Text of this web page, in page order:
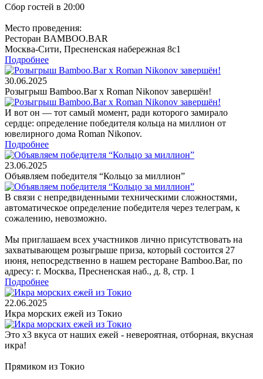
Сбор гостей в 20:00
Место проведения:
Ресторан BAMBOO.BAR
Москва-Сити, Пресненская набережная 8с1
Подробнее
30.06.2025
Розыгрыш Bamboo.Bar x Roman Nikonov завершён!
И вот он — тот самый момент, ради которого замирало
сердце: определение победителя кольца на миллион от
ювелирного дома Roman Nikonov.
Подробнее
23.06.2025
Объявляем победителя “Кольцо за миллион”
В связи с непредвиденными техническими сложностями,
автоматическое определение победителя через телеграм, к
сожалению, невозможно.
Мы приглашаем всех участников лично присутствовать на
захватывающем розыгрыше приза, который состоится 27
июня, непосредственно в нашем ресторане Bamboo.Bar, по
адресу: г. Москва, Пресненская наб., д. 8, стр. 1
Подробнее
22.06.2025
Икра морских ежей из Токио
Это x3 вкуса от наших ежей - невероятная, отборная, вкусная
икра!
Прямиком из Токио